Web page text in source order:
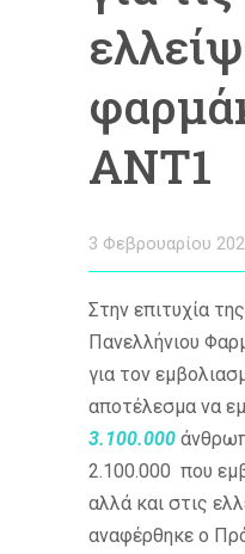
ANT1
3 Φεβρουαρίου
Στην επιτυχία
Πανελλήνιου
για τον
αποτέλεσμα να
3.100.000
2.100.000 που
αλλά και στις
αναφέρθηκε ο